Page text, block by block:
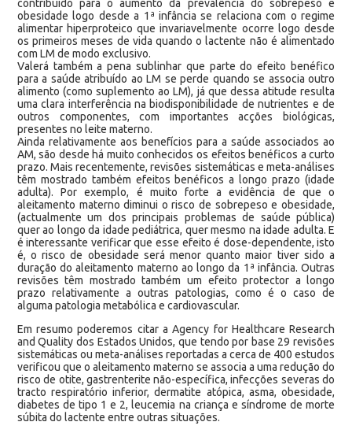
contribuído para o aumento da prevalência do sobrepeso e
obesidade logo desde a 1ª infância se relaciona com o regime
alimentar hiperproteico que invariavelmente ocorre logo desde
os primeiros meses de vida quando o lactente não é alimentado
com LM de modo exclusivo.
Valerá também a pena sublinhar que parte do efeito benéfico
para a saúde atribuído ao LM se perde quando se associa outro
alimento (como suplemento ao LM), já que dessa atitude resulta
uma clara interferência na biodisponibilidade de nutrientes e de
outros componentes, com importantes acções biológicas,
presentes no leite materno.
Ainda relativamente aos benefícios para a saúde associados ao
AM, são desde há muito conhecidos os efeitos benéficos a curto
prazo. Mais recentemente, revisões sistemáticas e meta-análises
têm mostrado também efeitos benéficos a longo prazo (idade
adulta). Por exemplo, é muito forte a evidência de que o
aleitamento materno diminui o risco de sobrepeso e obesidade,
(actualmente um dos principais problemas de saúde pública)
quer ao longo da idade pediátrica, quer mesmo na idade adulta. E
é interessante verificar que esse efeito é dose-dependente, isto
é, o risco de obesidade será menor quanto maior tiver sido a
duração do aleitamento materno ao longo da 1ª infância. Outras
revisões têm mostrado também um efeito protector a longo
prazo relativamente a outras patologias, como é o caso de
alguma patologia metabólica e cardiovascular.
Em resumo poderemos citar a Agency for Healthcare Research
and Quality dos Estados Unidos, que tendo por base 29 revisões
sistemáticas ou meta-análises reportadas a cerca de 400 estudos
verificou que o aleitamento materno se associa a uma redução do
risco de otite, gastrenterite não-específica, infecções severas do
tracto respiratório inferior, dermatite atópica, asma, obesidade,
diabetes de tipo 1 e 2, leucemia na criança e síndrome de morte
súbita do lactente entre outras situações.